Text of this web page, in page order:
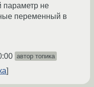
параметр не
переменный в
автор топика